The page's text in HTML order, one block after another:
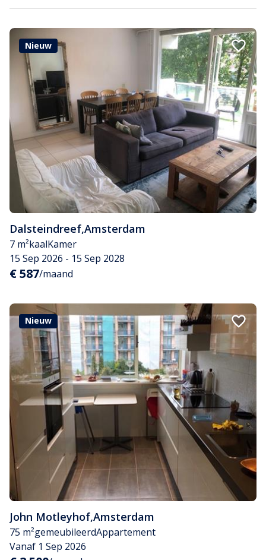
Nieuw
Dalsteindreef,Amsterdam
7 m²kaalKamer
15 Sep 2026 - 15 Sep 2028
€ 587/maand
Nieuw
John Motleyhof,Amsterdam
75 m²gemeubileerdAppartement
Vanaf 1 Sep 2026